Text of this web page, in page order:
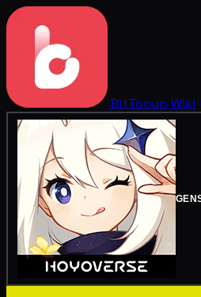
BitTopup Wiki